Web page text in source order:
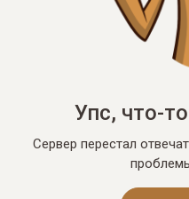
Упс, что-
Сервер перестал